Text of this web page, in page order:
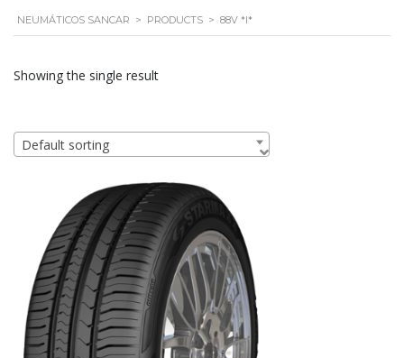
NEUMÁTICOS SANCAR > PRODUCTS > 88V *I*
Showing the single result
Default sorting